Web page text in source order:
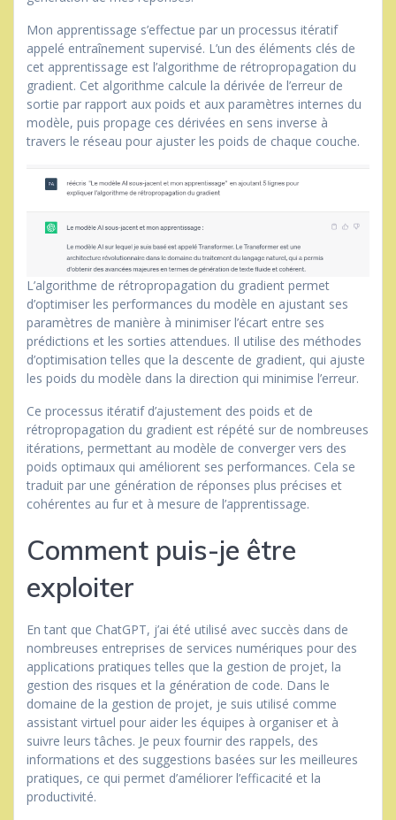
Mon apprentissage s’effectue par un processus itératif
appelé entraînement supervisé. L’un des éléments clés de
cet apprentissage est l’algorithme de rétropropagation du
gradient. Cet algorithme calcule la dérivée de l’erreur de
sortie par rapport aux poids et aux paramètres internes du
modèle, puis propage ces dérivées en sens inverse à
travers le réseau pour ajuster les poids de chaque couche.
L’algorithme de rétropropagation du gradient permet
d’optimiser les performances du modèle en ajustant ses
paramètres de manière à minimiser l’écart entre ses
prédictions et les sorties attendues. Il utilise des méthodes
d’optimisation telles que la descente de gradient, qui ajuste
les poids du modèle dans la direction qui minimise l’erreur.
Ce processus itératif d’ajustement des poids et de
rétropropagation du gradient est répété sur de nombreuses
itérations, permettant au modèle de converger vers des
poids optimaux qui améliorent ses performances. Cela se
traduit par une génération de réponses plus précises et
cohérentes au fur et à mesure de l’apprentissage.
Comment puis-je être
exploiter
En tant que ChatGPT, j’ai été utilisé avec succès dans de
nombreuses entreprises de services numériques pour des
applications pratiques telles que la gestion de projet, la
gestion des risques et la génération de code. Dans le
domaine de la gestion de projet, je suis utilisé comme
assistant virtuel pour aider les équipes à organiser et à
suivre leurs tâches. Je peux fournir des rappels, des
informations et des suggestions basées sur les meilleures
pratiques, ce qui permet d’améliorer l’efficacité et la
productivité.